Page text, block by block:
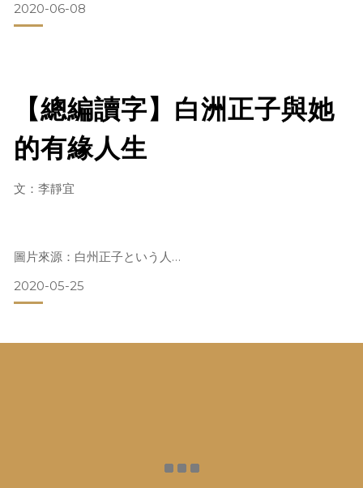
導火線。 圖片來源：壹讀 原因是赤瀨川原平1963年在讀
賣新聞獨立展上展出的這張紙鈔，把真鈔放大200倍，繪製得
2020-06-08
【總編讀字】白洲正子與她
的有緣人生
文：李靜宜
圖片來源：白州正子という人
想遇見一些『人』，莫名地渴望接觸『美的事物』，為此四處
2020-05-25